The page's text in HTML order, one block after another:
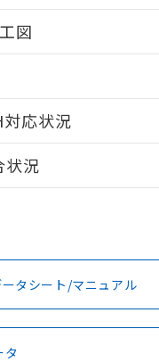
図
きます。
ログイン/会員登録
をご利用いただく前に、
件
対応状況
項・凡例
事項・凡例
状況
DNV型式承認
（ノルウェー
BV型式
（フラ
タシート/マニュアル
タ
りません。
指令のフタル酸エステ
て対応品への在庫切替
とから、特段のことがない
1月12日より割愛してお